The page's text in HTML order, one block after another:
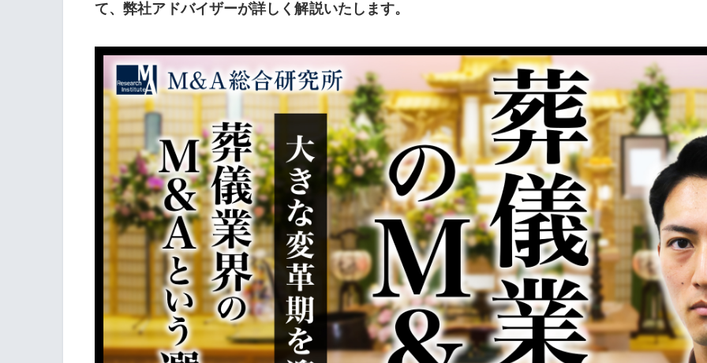
て、弊社アドバイザーが詳しく解説いたします。